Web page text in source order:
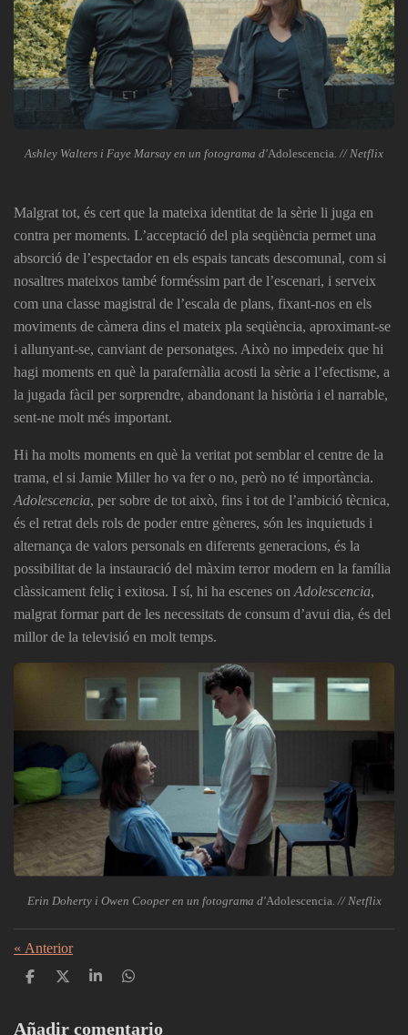
Ashley Walters i Faye Marsay en un fotograma d'Adolescencia . // Netflix
Malgrat tot, és cert que la mateixa identitat de la sèrie li juga en
contra per moments. L’acceptació del pla seqüència permet una
absorció de l’espectador en els espais tancats descomunal, com si
nosaltres mateixos també forméssim part de l’escenari, i serveix
com una classe magistral de l’escala de plans, fixant-nos en els
moviments de càmera dins el mateix pla seqüència, aproximant-se
i allunyant-se, canviant de personatges. Això no impedeix que hi
hagi moments en què la parafernàlia acosti la sèrie a l’efectisme, a
la jugada fàcil per sorprendre, abandonant la història i el narrable,
sent-ne molt més important.
Hi ha molts moments en què la veritat pot semblar el centre de la
trama, el si Jamie Miller ho va fer o no, però no té importància.
Adolescencia, per sobre de tot això, fins i tot de l’ambició tècnica,
és el retrat dels rols de poder entre gèneres, són les inquietuds i
alternança de valors personals en diferents generacions, és la
possibilitat de la instauració del màxim terror modern en la família
clàssicament feliç i exitosa. I sí, hi ha escenes on Adolescencia,
malgrat formar part de les necessitats de consum d’avui dia, és del
millor de la televisió en molt temps.
Erin Doherty i Owen Cooper en un fotograma d'Adolescencia . // Netflix
« Anterior
C
p
C
p
C
p
C
p
Añadir comentario